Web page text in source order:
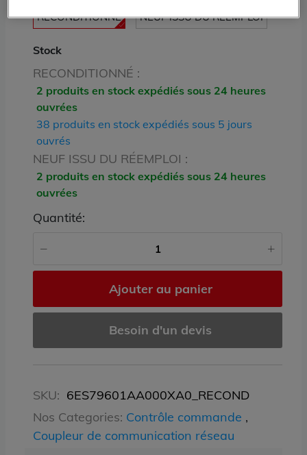
RECONDITIONNÉ NEUF ISSU DU RÉEMPLOI
Stock
RECONDITIONNÉ :
2 produits en stock expédiés sous 24 heures
ouvrées
38 produits en stock expédiés sous 5 jours
ouvrés
NEUF ISSU DU RÉEMPLOI :
2 produits en stock expédiés sous 24 heures
ouvrées
Quantité:
Ajouter au panier
Besoin d'un devis
SKU: 6ES79601AA000XA0_RECOND
Nos Categories: Contrôle commande ,
Coupleur de communication réseau